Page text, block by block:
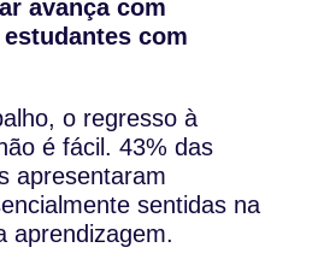
avança com
com
o regresso à
é fácil. 43% das
apresentaram
sentidas na
aprendizagem.